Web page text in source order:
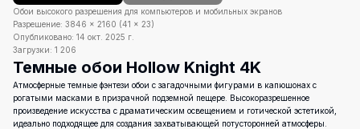
Обои высокого разрешения для компьютеров и мобильных экранов
Разрешение: 3846 × 2160 (41 × 23)
Опубликовано: 14 окт. 2025 г.
Загрузки: 1 206
Темные обои Hollow Knight 4K
Атмосферные темные фэнтези обои с загадочными фигурами в капюшонах с
рогатыми масками в призрачной подземной пещере. Высокоразрешенное
произведение искусства с драматическим освещением и готической эстетикой,
идеально подходящее для создания захватывающей потусторонней атмосферы.